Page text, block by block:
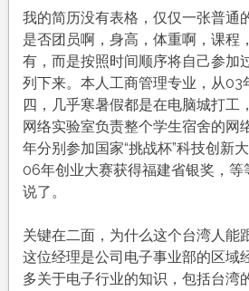
我的简历没有表格，仅仅一张普通
是否团员啊，身高，体重啊，课程
有，而是按照时间顺序将自己参加
列下来。本人工商管理专业，从03
四，几乎寒暑假都是在电脑城打工
网络实验室负责整个学生宿舍的网
年分别参加国家“挑战杯”科技创新
06年创业大赛获得福建省银奖，等
说了。
关键在二面，为什么这个台湾人能
这位经理是公司电子事业部的区域
多关于电子行业的知识，包括台湾